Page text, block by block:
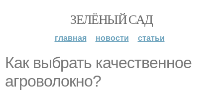
ЗЕЛЁНЫЙ САД
главная новости статьи
Как выбрать качественное
агроволокно?